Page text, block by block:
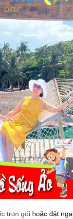
trọn gói hoặc đặt